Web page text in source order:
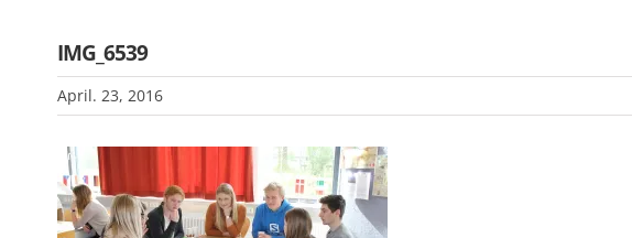
IMG_6539
April. 23, 2016